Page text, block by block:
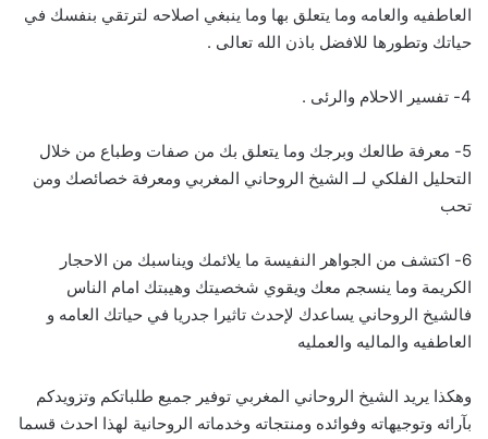
العاطفيه والعامه وما يتعلق بها وما ينبغي اصلاحه لترتقي بنفسك في
حياتك وتطورها للافضل باذن الله تعالى .
4- تفسير الاحلام والرئى .
5- معرفة طالعك وبرجك وما يتعلق بك من صفات وطباع من خلال
التحليل الفلكي لــ الشيخ الروحاني المغربي ومعرفة خصائصك ومن
تحب
6- اكتشف من الجواهر النفيسة ما يلائمك ويناسبك من الاحجار
الكريمة وما ينسجم معك ويقوي شخصيتك وهيبتك امام الناس
فالشيخ الروحاني يساعدك لإحدث تاثيرا جدريا في حياتك العامه و
العاطفيه والماليه والعمليه
وهكذا يريد الشيخ الروحاني المغربي توفير جميع طلباتكم وتزويدكم
بآرائه وتوجيهاته وفوائده ومنتجاته وخدماته الروحانية لهذا احدث قسما